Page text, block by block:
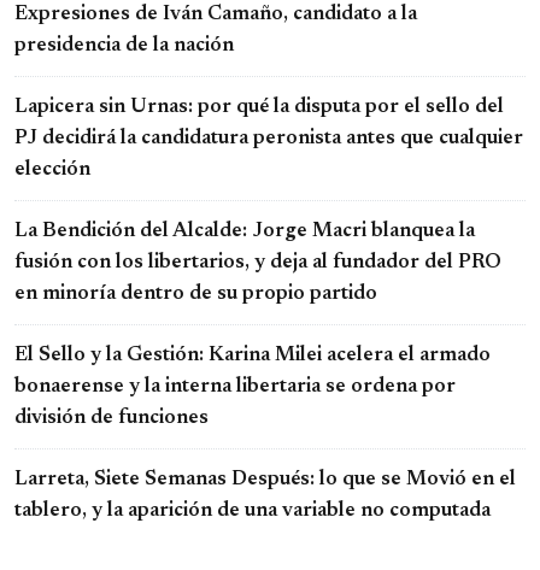
Expresiones de Iván Camaño, candidato a la
presidencia de la nación
Lapicera sin Urnas: por qué la disputa por el sello del
PJ decidirá la candidatura peronista antes que cualquier
elección
La Bendición del Alcalde: Jorge Macri blanquea la
fusión con los libertarios, y deja al fundador del PRO
en minoría dentro de su propio partido
El Sello y la Gestión: Karina Milei acelera el armado
bonaerense y la interna libertaria se ordena por
división de funciones
Larreta, Siete Semanas Después: lo que se Movió en el
tablero, y la aparición de una variable no computada